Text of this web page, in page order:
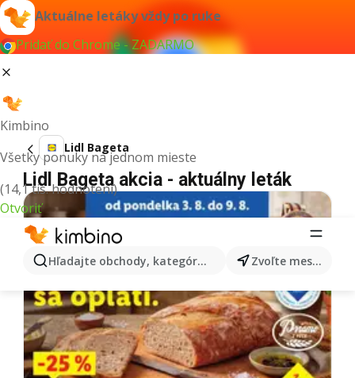
Aktuálne letáky vždy po ruke
Pridať do Chrome - ZADARMO
Kimbino
Všetky ponuky na jednom mieste
(14,1 tis. hodnotení)
Otvoriť
Hľadajte obchody, kategórie, produkty... Zvoľte mesto
Lidl Bageta
Lidl Bageta akcia - aktuálny leták